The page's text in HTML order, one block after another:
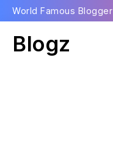
World Famous Blogger
Blogz